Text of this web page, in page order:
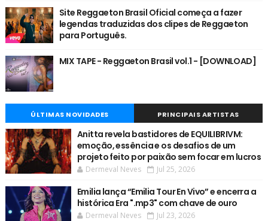
Site Reggaeton Brasil Oficial começa a fazer
legendas traduzidas dos clipes de Reggaeton
para Português.
MIX TAPE - Reggaeton Brasil vol.1 - [DOWNLOAD]
ÚLTIMAS NOVIDADES PRINCIPAIS ARTISTAS
Anitta revela bastidores de EQUILIBRIVM:
emoção, essência e os desafios de um
projeto feito por paixão sem focar em lucros
Dermeval Neves Jul 25, 2026
Emilia lança “Emilia Tour En Vivo” e encerra a
histórica Era ".mp3" com chave de ouro
Dermeval Neves Jul 23, 2026